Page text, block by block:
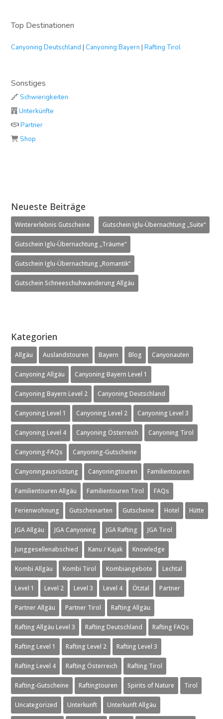
Top Destinationen
Canyoning Deutschland | Canyoning Bayern |Rafting Tirol
Sonstiges
Schwierigkeiten
Unterkünfte
Partner
Shop
Neueste Beiträge
Wintererlebnis Gutscheine Gutschein Iglu-Übernachtung „Suite“
Gutschein Iglu-Übernachtung „Träume“
Gutschein Iglu-Übernachtung „Romantik“
Gutschein Schneeschuhwanderung Allgäu
Kategorien
Allgäu Auslandstouren Bayern Blog Canyonauten
Canyoning Allgäu Canyoning Bayern Level 1
Canyoning Bayern Level 2 Canyoning Deutschland
Canyoning Level 1 Canyoning Level 2 Canyoning Level 3
Canyoning Level 4 Canyoning Österreich Canyoning Tirol
Canyoning-FAQs Canyoning-Gutscheine
Canyoningausrüstung Canyoningtouren Familientouren
Familientouren Allgäu Familientouren Tirol FAQs
Ferienwohnung Gutscheinarten Gutscheine Hotel Hütte
JGA Allgäu JGA Canyoning JGA Rafting JGA Tirol
Junggesellenabschied Kanu / Kajak Knowledge
Kombi Allgäu Kombi Tirol Kombiangebote Lechtal
Level 1 Level 2 Level 3 Level 4 Ötztal Partner
Partner Allgäu Partner Tirol Rafting Allgäu
Rafting Allgäu Level 3 Rafting Deutschland Rafting FAQs
Rafting Level 1 Rafting Level 2 Rafting Level 3
Rafting Level 4 Rafting Österreich Rafting Tirol
Rafting-Gutscheine Raftingtouren Spirits of Nature Tirol
Uncategorized Unterkunft Unterkunft Allgäu